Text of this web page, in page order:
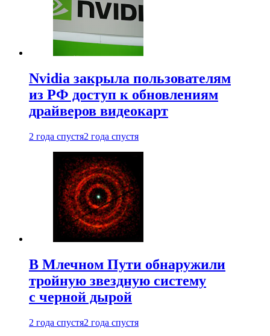
Nvidia закрыла пользователям
из РФ доступ к обновлениям
драйверов видеокарт
2 года спустя2 года спустя
В Млечном Пути обнаружили
тройную звездную систему
с черной дырой
2 года спустя2 года спустя